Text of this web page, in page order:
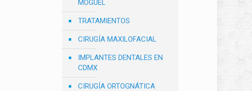
MOGUEL
TRATAMIENTOS
CIRUGÍA MAXILOFACIAL
IMPLANTES DENTALES EN
CDMX
CIRUGÍA ORTOGNÁTICA